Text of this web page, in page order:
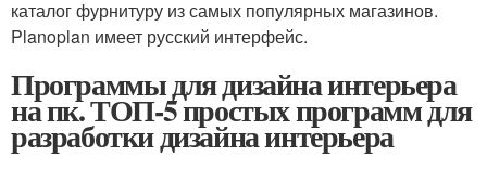
каталог фурнитуру из самых популярных магазинов.
Planoplan имеет русский интерфейс.
Программы для дизайна интерьера
на пк. ТОП-5 простых программ для
разработки дизайна интерьера